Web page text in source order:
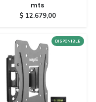
mts
$12.679,00
DISPONIBLE